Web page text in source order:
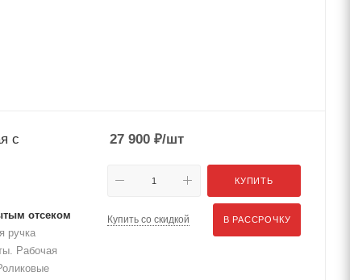
с
отсеком
ручка
Рабочая
27 900 ₽/шт
КУПИТЬ
Купить со скидкой В РАССРОЧКУ